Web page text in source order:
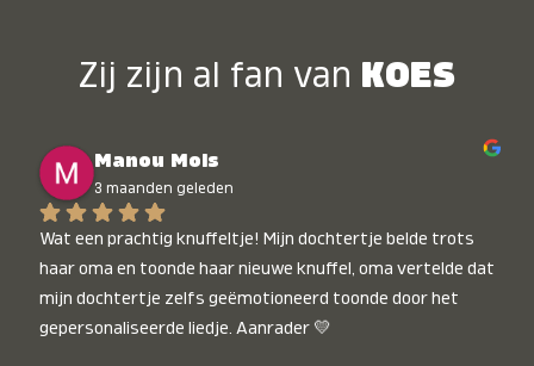
Zij zijn al fan van KOES
Manou Mols
3 maanden geleden
Wat een prachtig knuffeltje! Mijn dochtertje belde trots
haar oma en toonde haar nieuwe knuffel, oma vertelde dat
mijn dochtertje zelfs geëmotioneerd toonde door het
gepersonaliseerde liedje. Aanrader 💛